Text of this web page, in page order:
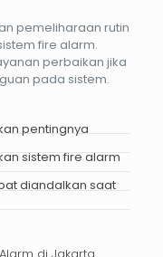
pemeliharaan rutin
fire alarm.
perbaikan jika
pada sistem.
pentingnya
sistem fire alarm
diandalkan saat